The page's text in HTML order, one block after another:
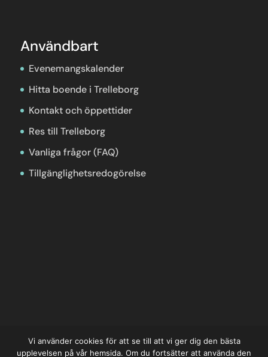
Användbart
Evenemangskalender
Hitta boende i Trelleborg
Kontakt och öppettider
Res till Trelleborg
Vanliga frågor (FAQ)
Tillgänglighetsredogörelse
Vi använder cookies för att se till att vi ger dig den bästa
upplevelsen på vår hemsida. Om du fortsätter att använda den